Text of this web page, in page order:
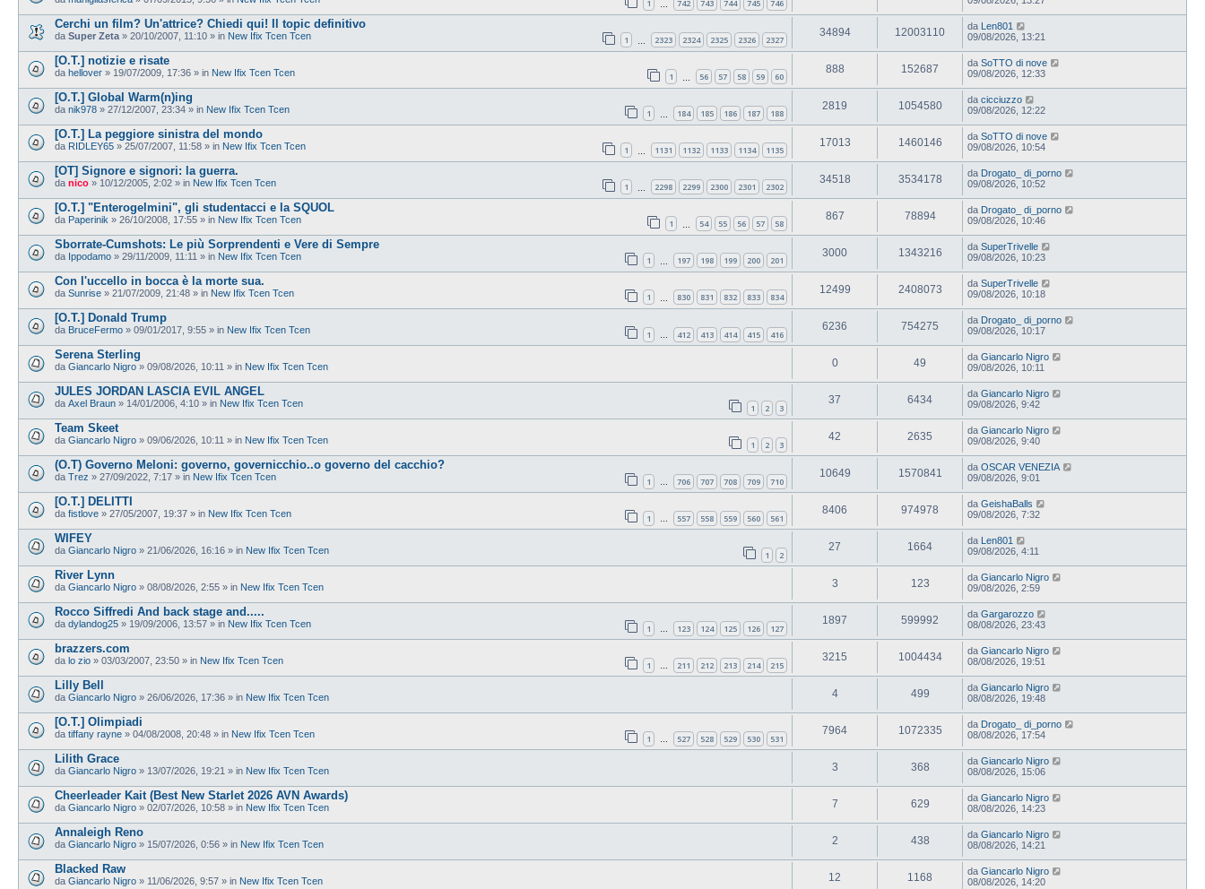
1 742 743 744 745 746
Cerchi un film? Un'attrice? Chiedi qui! Il topic definitivo
da Super Zeta » 20/10/2007, 11:10 » in New Ifix Tcen Tcen 1 2323 2324 2325 2326 2327
34894 12003110 da Len801
09/08/2026, 13:21
[O.T.] notizie e risate
da hellover » 19/07/2009, 17:36 » in New Ifix Tcen Tcen 1 56 57 58 59 60
888 152687 da SoTTO di nove
09/08/2026, 12:33
[O.T.] Global Warm(n)ing
da nik978 » 27/12/2007, 23:34 » in New Ifix Tcen Tcen 1 184 185 186 187 188
2819 1054580 da cicciuzzo
09/08/2026, 12:22
[O.T.] La peggiore sinistra del mondo
da RIDLEY65 » 25/07/2007, 11:58 » in New Ifix Tcen Tcen 1 1131 1132 1133 1134 1135
17013 1460146 da SoTTO di nove
09/08/2026, 10:54
[OT] Signore e signori: la guerra.
da nico » 10/12/2005, 2:02 » in New Ifix Tcen Tcen 1 2298 2299 2300 2301 2302
34518 3534178 da Drogato_ di_porno
09/08/2026, 10:52
[O.T.] "Enterogelmini", gli studentacci e la SQUOL
da Paperinik » 26/10/2008, 17:55 » in New Ifix Tcen Tcen 1 54 55 56 57 58
867 78894 da Drogato_ di_porno
09/08/2026, 10:46
Sborrate-Cumshots: Le più Sorprendenti e Vere di Sempre
da Ippodamo » 29/11/2009, 11:11 » in New Ifix Tcen Tcen 1 197 198 199 200 201
3000 1343216 da SuperTrivelle
09/08/2026, 10:23
Con l'uccello in bocca è la morte sua.
da Sunrise » 21/07/2009, 21:48 » in New Ifix Tcen Tcen 1 830 831 832 833 834
12499 2408073 da SuperTrivelle
09/08/2026, 10:18
[O.T.] Donald Trump
da BruceFermo » 09/01/2017, 9:55 » in New Ifix Tcen Tcen 1 412 413 414 415 416
6236 754275 da Drogato_ di_porno
09/08/2026, 10:17
Serena Sterling
da Giancarlo Nigro » 09/08/2026, 10:11 » in New Ifix Tcen Tcen 0 49 da Giancarlo Nigro
09/08/2026, 10:11
JULES JORDAN LASCIA EVIL ANGEL
da Axel Braun » 14/01/2006, 4:10 » in New Ifix Tcen Tcen 1 2 3
37 6434 da Giancarlo Nigro
09/08/2026, 9:42
Team Skeet
da Giancarlo Nigro » 09/06/2026, 10:11 » in New Ifix Tcen Tcen 1 2 3
42 2635 da Giancarlo Nigro
09/08/2026, 9:40
(O.T) Governo Meloni: governo, governicchio..o governo del cacchio?
da Trez » 27/09/2022, 7:17 » in New Ifix Tcen Tcen 1 … 706 707 708 709 710
10649 1570841 da OSCAR VENEZIA
09/08/2026, 9:01
[O.T.] DELITTI
da fistlove » 27/05/2007, 19:37 » in New Ifix Tcen Tcen 1 … 557 558 559 560 561
8406 974978 da GeishaBalls
09/08/2026, 7:32
WIFEY
da Giancarlo Nigro » 21/06/2026, 16:16 » in New Ifix Tcen Tcen 1 2
27 1664 da Len801
09/08/2026, 4:11
River Lynn
da Giancarlo Nigro » 08/08/2026, 2:55 » in New Ifix Tcen Tcen 3 123 da Giancarlo Nigro
09/08/2026, 2:59
Rocco Siffredi And back stage and.....
da dylandog25 » 19/09/2006, 13:57 » in New Ifix Tcen Tcen 1 … 123 124 125 126 127
1897 599992 da Gargarozzo
08/08/2026, 23:43
brazzers.com
da lo zio » 03/03/2007, 23:50 » in New Ifix Tcen Tcen 1 … 211 212 213 214 215
3215 1004434 da Giancarlo Nigro
08/08/2026, 19:51
Lilly Bell
da Giancarlo Nigro » 26/06/2026, 17:36 » in New Ifix Tcen Tcen 4 499 da Giancarlo Nigro
08/08/2026, 19:48
[O.T.] Olimpiadi
da tiffany rayne » 04/08/2008, 20:48 » in New Ifix Tcen Tcen 1 … 527 528 529 530 531
7964 1072335 da Drogato_ di_porno
08/08/2026, 17:54
Lilith Grace
da Giancarlo Nigro » 13/07/2026, 19:21 » in New Ifix Tcen Tcen 3 368 da Giancarlo Nigro
08/08/2026, 15:06
Cheerleader Kait (Best New Starlet 2026 AVN Awards)
da Giancarlo Nigro » 02/07/2026, 10:58 » in New Ifix Tcen Tcen 7 629 da Giancarlo Nigro
08/08/2026, 14:23
Annaleigh Reno
da Giancarlo Nigro » 15/07/2026, 0:56 » in New Ifix Tcen Tcen 2 438 da Giancarlo Nigro
08/08/2026, 14:21
Blacked Raw
da Giancarlo Nigro » 11/06/2026, 9:57 » in New Ifix Tcen Tcen 12 1168 da Giancarlo Nigro
08/08/2026, 14:20